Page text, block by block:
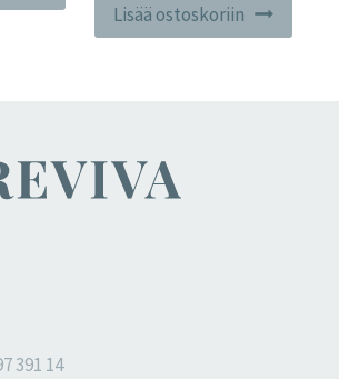
Lisää ostoskoriin
391 14